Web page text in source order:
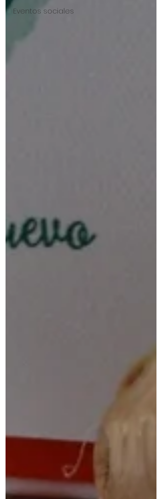
Eventos sociales